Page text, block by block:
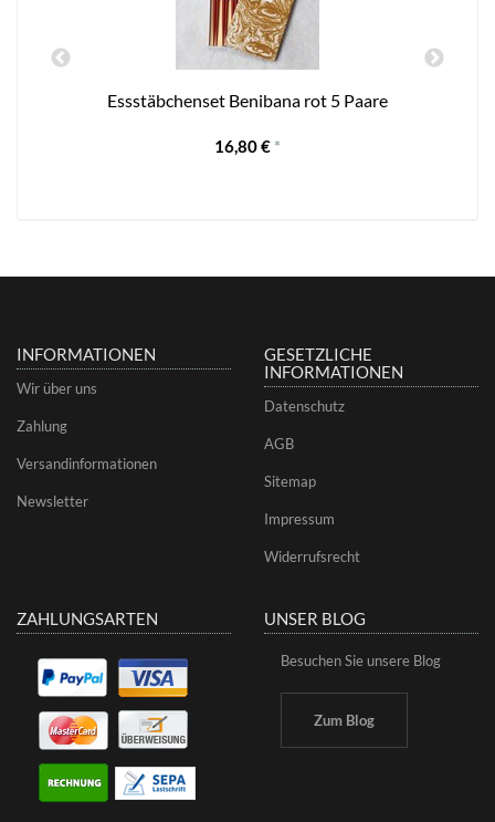
Essstäbchenset Benibana rot 5 Paare
16,80 € *
INFORMATIONEN
Wir über uns
Zahlung
Versandinformationen
Newsletter
GESETZLICHE
INFORMATIONEN
Datenschutz
AGB
Sitemap
Impressum
Widerrufsrecht
ZAHLUNGSARTEN UNSER BLOG
Besuchen Sie unsere Blog
Zum Blog